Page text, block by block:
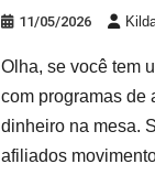
11/05/2026
Olha, se você tem
com programas de
dinheiro na mesa.
afiliados